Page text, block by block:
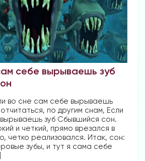
себе вырываешь зуб
во сне сам себе вырываешь
по другим снам, Если
зуб Сбывшийся сон.
и четкий, прямо врезался в
четко реализовался. Итак, сон:
зубы, и тут я сама себе